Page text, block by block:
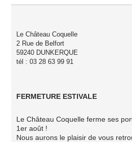
articles
Le Château Coquelle
2 Rue de Belfort
59240 DUNKERQUE
tél : 03 28 63 99 91
FERMETURE ESTIVALE
Le Château Coquelle ferme ses
1er août !
Nous aurons le plaisir de vous